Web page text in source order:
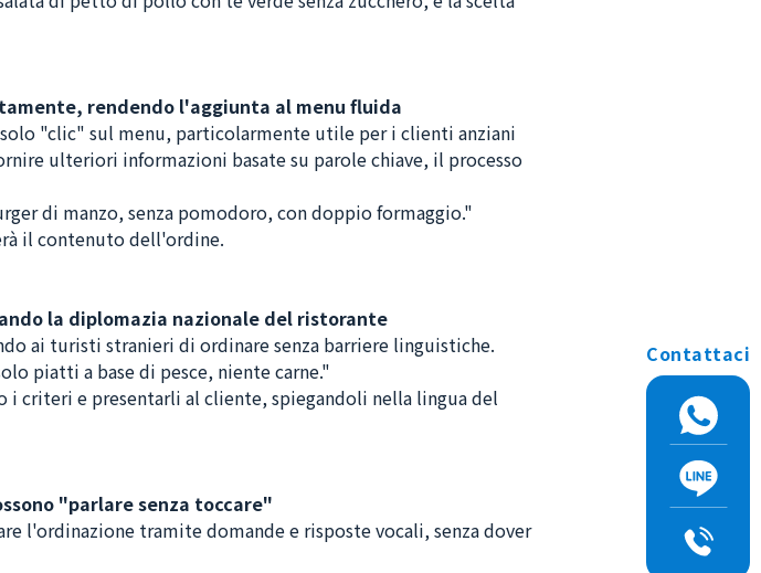
rendendo l'aggiunta al menu fluida
"clic" sul menu, particolarmente utile per i clienti anziani
ulteriori informazioni basate su parole chiave, il processo
di manzo, senza pomodoro, con doppio formaggio."
il contenuto dell'ordine.
la diplomazia nazionale del ristorante
ai turisti stranieri di ordinare senza barriere linguistiche.
piatti a base di pesce, niente carne."
criteri e presentarli al cliente, spiegandoli nella lingua del
"parlare senza toccare"
l'ordinazione tramite domande e risposte vocali, senza dover
Contattaci